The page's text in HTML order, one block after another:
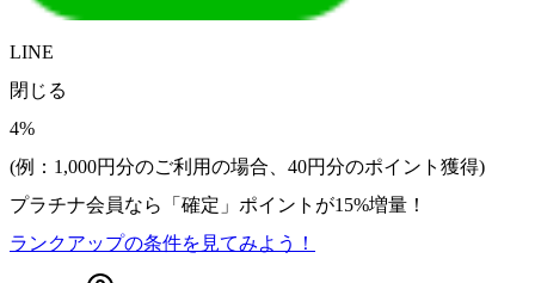
LINE
閉じる
4%
(例：1,000円分のご利用の場合、 40円分のポイント獲得)
プラチナ会員なら
「確定」 ポイントが15%増量！
ランクアップの条件を見てみよう！